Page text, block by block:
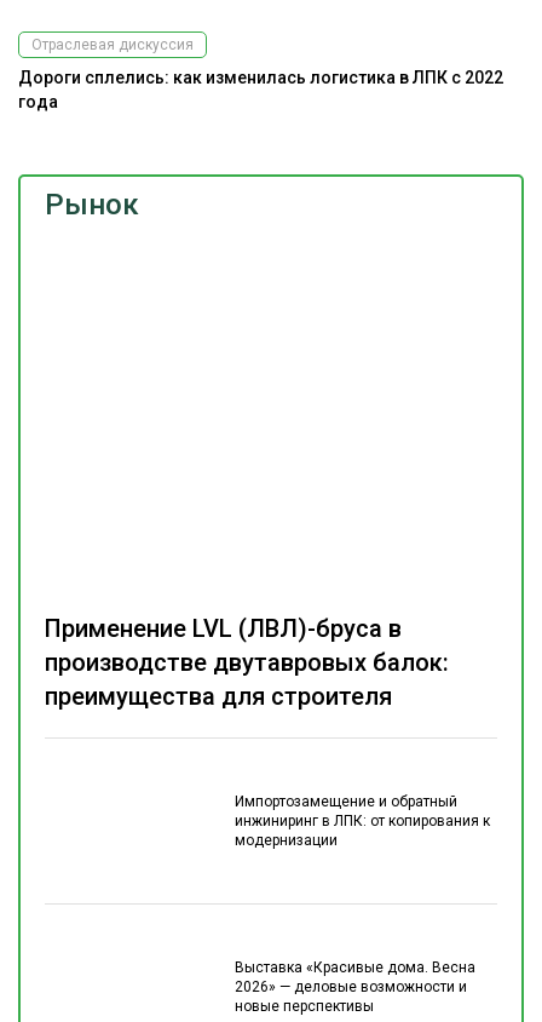
Рынок
Импортозамещение и обратный
инжиниринг в ЛПК: от копирования к
модернизации
Выставка «Красивые дома. Весна
2026» — деловые возможности и
новые перспективы
Применение LVL (ЛВЛ)-бруса в
производстве двутавровых балок:
преимущества для строителя
Отраслевая дискуссия
Дороги сплелись: как изменилась логистика в ЛПК с 2022
года